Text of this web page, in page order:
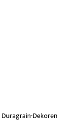
Dekoren